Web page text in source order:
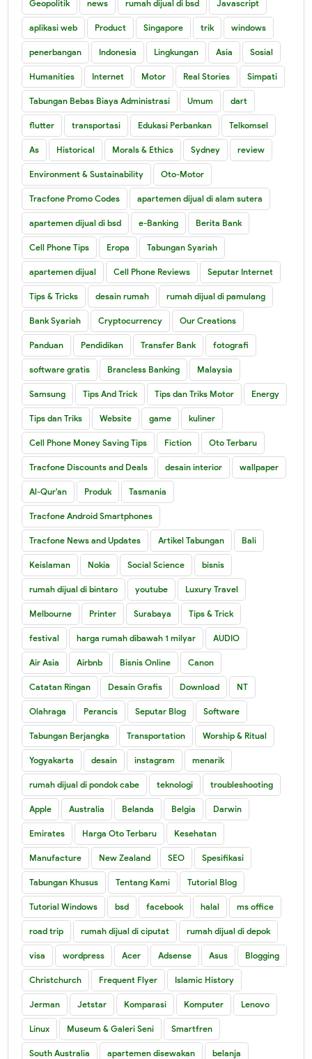
Geopolitik news rumah dijual di bsd Javascript
aplikasi web Product Singapore trik windows
penerbangan Indonesia Lingkungan Asia Sosial
Humanities Internet Motor Real Stories Simpati
Tabungan Bebas Biaya Administrasi Umum dart
flutter transportasi Edukasi Perbankan Telkomsel
As Historical Morals & Ethics Sydney review
Environment & Sustainability Oto-Motor
Tracfone Promo Codes apartemen dijual di alam sutera
apartemen dijual di bsd e-Banking Berita Bank
Cell Phone Tips Eropa Tabungan Syariah
apartemen dijual Cell Phone Reviews Seputar Internet
Tips & Tricks desain rumah rumah dijual di pamulang
Bank Syariah Cryptocurrency Our Creations
Panduan Pendidikan Transfer Bank fotografi
software gratis Brancless Banking Malaysia
Samsung Tips And Trick Tips dan Triks Motor Energy
Tips dan Triks Website game kuliner
Cell Phone Money Saving Tips Fiction Oto Terbaru
Tracfone Discounts and Deals desain interior wallpaper
Al-Qur'an Produk Tasmania
Tracfone Android Smartphones
Tracfone News and Updates Artikel Tabungan Bali
Keislaman Nokia Social Science bisnis
rumah dijual di bintaro youtube Luxury Travel
Melbourne Printer Surabaya Tips & Trick
festival harga rumah dibawah 1 milyar AUDIO
Air Asia Airbnb Bisnis Online Canon
Catatan Ringan Desain Grafis Download NT
Olahraga Perancis Seputar Blog Software
Tabungan Berjangka Transportation Worship & Ritual
Yogyakarta desain instagram menarik
rumah dijual di pondok cabe teknologi troubleshooting
Apple Australia Belanda Belgia Darwin
Emirates Harga Oto Terbaru Kesehatan
Manufacture New Zealand SEO Spesifikasi
Tabungan Khusus Tentang Kami Tutorial Blog
Tutorial Windows bsd facebook halal ms office
road trip rumah dijual di ciputat rumah dijual di depok
visa wordpress Acer Adsense Asus Blogging
Christchurch Frequent Flyer Islamic History
Jerman Jetstar Komparasi Komputer Lenovo
Linux Museum & Galeri Seni Smartfren
South Australia apartemen disewakan belanja